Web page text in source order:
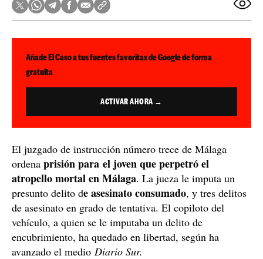
Añade El Caso a tus fuentes favoritas de Google de forma
gratuita
ACTIVAR AHORA →
El juzgado de instrucción número trece de Málaga
ordena prisión para el joven que perpetró el
atropello mortal en Málaga. La jueza le imputa un
presunto delito de asesinato consumado, y tres delitos
de asesinato en grado de tentativa. El copiloto del
vehículo, a quien se le imputaba un delito de
encubrimiento, ha quedado en libertad, según ha
avanzado el medio Diario Sur.